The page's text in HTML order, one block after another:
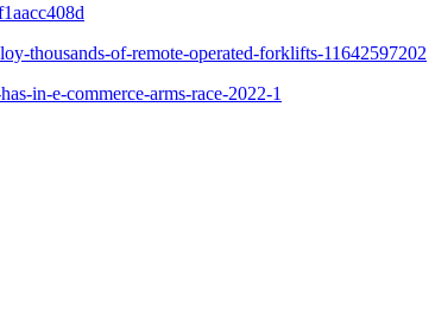
thousands-of-remote-operated-forklifts-11642597202
in-e-commerce-arms-race-2022-1